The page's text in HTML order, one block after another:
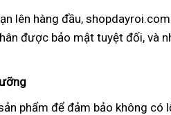
lên hàng đầu,
được bảo mật tuyệt đối, và
phẩm để đảm bảo không có